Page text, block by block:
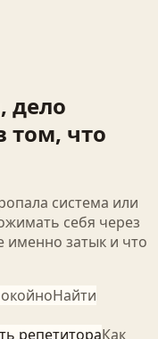
дело
том, что
система или
себя через
именно затык и что
Найти
репетитораКак